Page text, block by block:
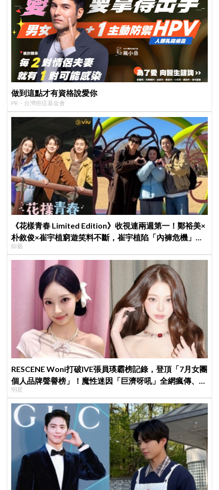
做到這點才有資格說愛你
PR・台灣癌症基金會
《花樣青春 Limited Edition》收視連兩週第一！鄭裕美×
朴敘俊×崔宇植窮遊笑料不斷，崔宇植陷「內褲危機」直
喊：可以出賣靈魂
綜藝
RESCENE Woni打破IVE張員瑛霸榜記錄，登頂「7月女團
個人品牌聲譽榜」！魔性迷因「巨濟呀吼」全網瘋傳、逆
襲Melon第一
明星